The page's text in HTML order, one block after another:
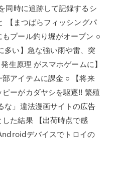
同時に追跡して記録するシ
【まつばらフィッシングパ
プール釣り堀がオープン ○
多い】急な強い雨や雷、突
生原理 がスマホゲームに】
アイテムに課金 ○ 【将来
ピーがカダヤシを駆逐!! 繁殖
な」違法漫画サイトの広告
た結果 【出荷時点で感
デバイスでトロイの